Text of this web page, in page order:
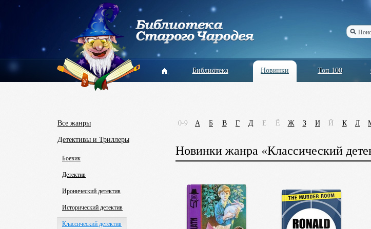
Библиотека Новинки Топ 100
Все жанры
Детективы и Триллеры
Боевик
Детектив
Иронический детектив
Исторический детектив
Классический детектив
0-9 А Б В Г Д Е Ё Ж З И Й К Л
Новинки жанра «Классический